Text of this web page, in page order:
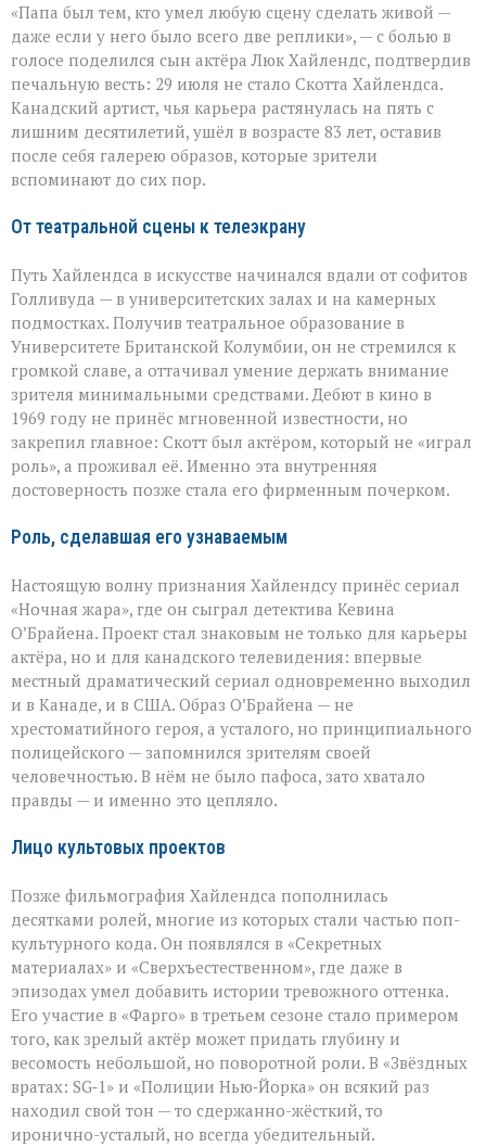
умел
делать
второстепенное
незабываемым»:
ушёл
Скотт
Хайлендс
«Папа был тем, кто умел любую сцену сделать живой —
даже если у него было всего две реплики», — с болью в
голосе поделился сын актёра Люк Хайлендс, подтвердив
печальную весть: 29 июля не стало Скотта Хайлендса.
Канадский артист, чья карьера растянулась на пять с
лишним десятилетий, ушёл в возрасте 83 лет, оставив
после себя галерею образов, которые зрители
вспоминают до сих пор.
От театральной сцены к телеэкрану
Путь Хайлендса в искусстве начинался вдали от софитов
Голливуда — в университетских залах и на камерных
подмостках. Получив театральное образование в
Университете Британской Колумбии, он не стремился к
громкой славе, а оттачивал умение держать внимание
зрителя минимальными средствами. Дебют в кино в
1969 году не принёс мгновенной известности, но
закрепил главное: Скотт был актёром, который не «играл
роль», а проживал её. Именно эта внутренняя
достоверность позже стала его фирменным почерком.
Роль, сделавшая его узнаваемым
Настоящую волну признания Хайлендсу принёс сериал
«Ночная жара», где он сыграл детектива Кевина
О’Брайена. Проект стал знаковым не только для карьеры
актёра, но и для канадского телевидения: впервые
местный драматический сериал одновременно выходил
и в Канаде, и в США. Образ О’Брайена — не
хрестоматийного героя, а усталого, но принципиального
полицейского — запомнился зрителям своей
человечностью. В нём не было пафоса, зато хватало
правды — и именно это цепляло.
Лицо культовых проектов
Позже фильмография Хайлендса пополнилась
десятками ролей, многие из которых стали частью поп-
культурного кода. Он появлялся в «Секретных
материалах» и «Сверхъестественном», где даже в
эпизодах умел добавить истории тревожного оттенка.
Его участие в «Фарго» в третьем сезоне стало примером
того, как зрелый актёр может придать глубину и
весомость небольшой, но поворотной роли. В «Звёздных
вратах: SG‑1» и «Полиции Нью‑Йорка» он всякий раз
находил свой тон — то сдержанно-жёсткий, то
иронично-усталый, но всегда убедительный.